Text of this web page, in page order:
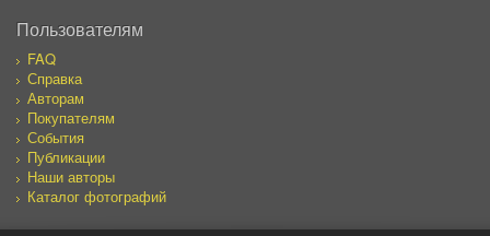
Пользователям
FAQ
Справка
Авторам
Покупателям
События
Публикации
Наши авторы
Каталог фотографий